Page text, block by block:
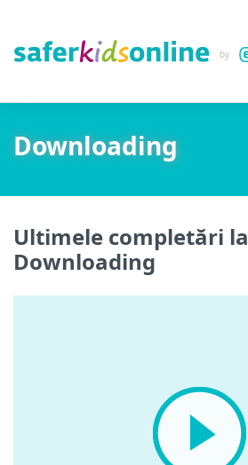
Downloading
Ultimele completări la
Downloading